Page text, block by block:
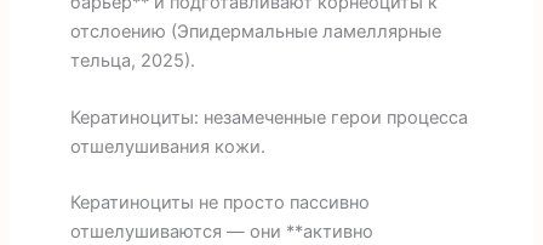
отслоению (Эпидермальные ламеллярные
тельца, 2025).
Кератиноциты: незамеченные герои процесса
отшелушивания кожи.
Кератиноциты не просто пассивно
отшелушиваются — они **активно